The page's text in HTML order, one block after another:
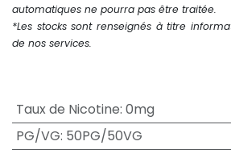
automatiques ne pourra pas être traitée.
*Les stocks sont renseignés à titre
de nos services.
Taux de Nicotine: 0mg
PG/VG: 50PG/50VG